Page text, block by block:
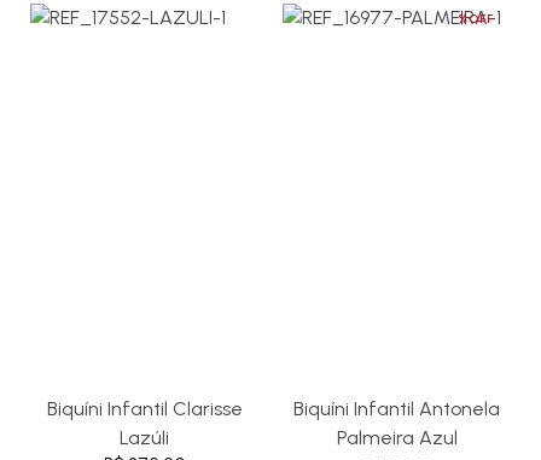
Biquíni Infantil Clarisse
Lazúli
%OFF
Biquíni Infantil Antonela
Palmeira Azul